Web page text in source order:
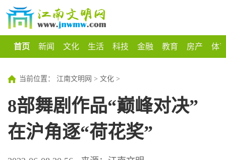
首页 新闻 文化 生活 科技 金融 教育 房产 体
当前位置： 江南文明网 > 文化 >
8部舞剧作品“巅峰对决”
在沪角逐“荷花奖”